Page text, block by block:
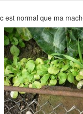
est normal que ma